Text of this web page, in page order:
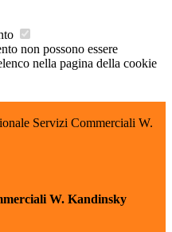
non possono essere
nella pagina della cookie
Servizi Commerciali W.
W. Kandinsky